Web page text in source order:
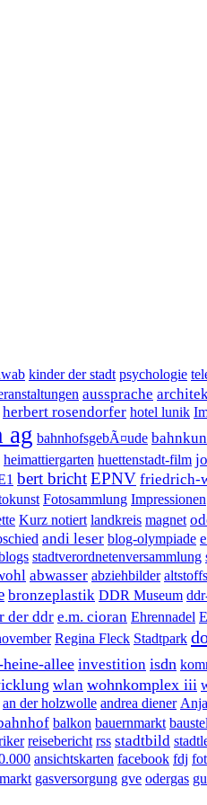
kinder der stadt psychologie
aussprache
herbert rosendorfer hotel lunik
ag bahnhofsgebÃ¤ude
heimattiergarten huettenstadt-film
bert brichtEPNV friedrich-
Fotosammlung Impressionen
Kurz notiert landkreis magnet
andi leser blog-olympiade
stadtverordnetenversammlung
abwasser abziehbilder
bronzeplastik DDR Museum
der ddr e.m. cioran Ehrennadel
Regina Fleck Stadtpark
allee investition isdn
wlan wohnkomplex iii
an der holzwolle andrea diener
balkon bauernmarkt
reisebericht rss stadtbild
ansichtskarten facebook fdj
gasversorgung gve odergas